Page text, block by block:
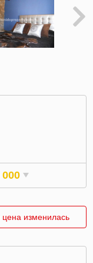
000
изменилась